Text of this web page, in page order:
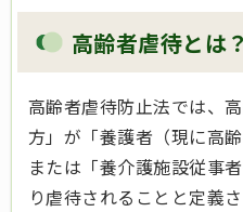
高齢者虐待とは？
高齢者虐待防止法では、
方」が「養護者（現に高
または「養介護施設従事
り虐待されることと定義